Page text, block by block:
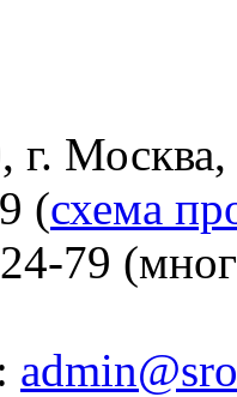
г.
(схема
79